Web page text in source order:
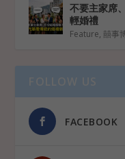
不要主家席
輕婚禮
Feature, 囍事
FACEBOOK